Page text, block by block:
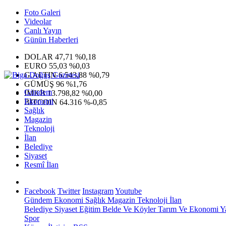
Foto Galeri
Videolar
Canlı Yayın
Günün Haberleri
DOLAR 47,71 %0,18
EURO 55,03 %0,03
G.ALTIN6.543,88 %0,79
GÜMÜŞ 96 %1,76
IMKB13.798,82 %0,00
BITCOIN 64.316 %-0,85
Gündem
Ekonomi
Sağlık
Magazin
Teknoloji
İlan
Belediye
Siyaset
Resmî İlan
Facebook Twitter InstagramYoutube
Gündem Ekonomi Sağlık Magazin Teknoloji İlan
Belediye Siyaset Eğitim Belde Ve KöylerTarım Ve Ekonomi
Spor